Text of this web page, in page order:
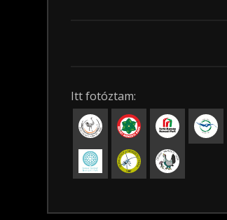
Itt fotóztam: